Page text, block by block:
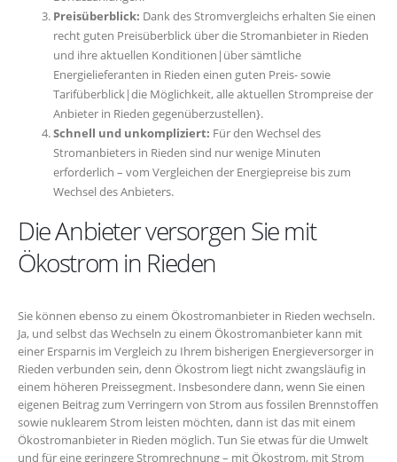
Preisüberblick: Dank des Stromvergleichs erhalten Sie einen
recht guten Preisüberblick über die Stromanbieter in Rieden
und ihre aktuellen Konditionen|über sämtliche
Energielieferanten in Rieden einen guten Preis- sowie
Tarifüberblick|die Möglichkeit, alle aktuellen Strompreise der
Anbieter in Rieden gegenüberzustellen}.
Schnell und unkompliziert: Für den Wechsel des
Stromanbieters in Rieden sind nur wenige Minuten
erforderlich – vom Vergleichen der Energiepreise bis zum
Wechsel des Anbieters.
Die Anbieter versorgen Sie mit
Ökostrom in Rieden
Sie können ebenso zu einem Ökostromanbieter in Rieden wechseln.
Ja, und selbst das Wechseln zu einem Ökostromanbieter kann mit
einer Ersparnis im Vergleich zu Ihrem bisherigen Energieversorger in
Rieden verbunden sein, denn Ökostrom liegt nicht zwangsläufig in
einem höheren Preissegment. Insbesondere dann, wenn Sie einen
eigenen Beitrag zum Verringern von Strom aus fossilen Brennstoffen
sowie nuklearem Strom leisten möchten, dann ist das mit einem
Ökostromanbieter in Rieden möglich. Tun Sie etwas für die Umwelt
und für eine geringere Stromrechnung – mit Ökostrom, mit Strom